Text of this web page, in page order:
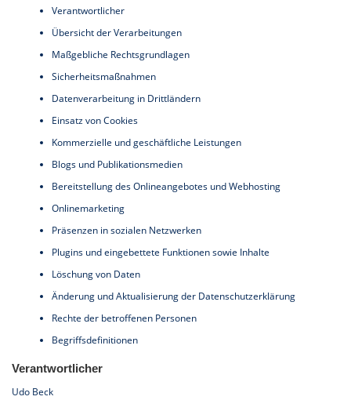
Verantwortlicher
Übersicht der Verarbeitungen
Maßgebliche Rechtsgrundlagen
Sicherheitsmaßnahmen
Datenverarbeitung in Drittländern
Einsatz von Cookies
Kommerzielle und geschäftliche Leistungen
Blogs und Publikationsmedien
Bereitstellung des Onlineangebotes und Webhosting
Onlinemarketing
Präsenzen in sozialen Netzwerken
Plugins und eingebettete Funktionen sowie Inhalte
Löschung von Daten
Änderung und Aktualisierung der Datenschutzerklärung
Rechte der betroffenen Personen
Begriffsdefinitionen
Verantwortlicher
Udo Beck